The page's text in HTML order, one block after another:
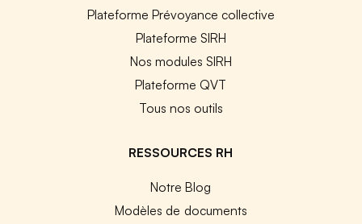
Plateforme Prévoyance collective
Plateforme SIRH
Nos modules SIRH
Plateforme QVT
Tous nos outils
RESSOURCES RH
Notre Blog
Modèles de documents